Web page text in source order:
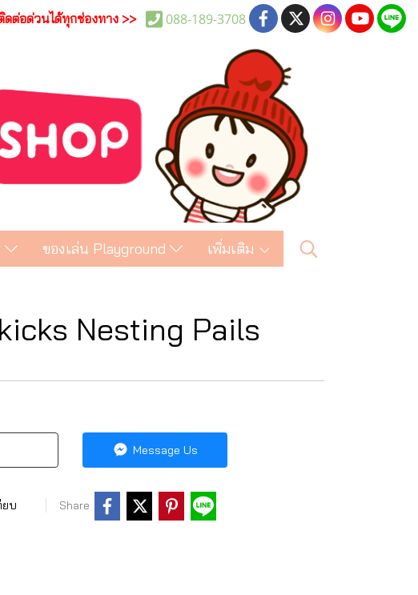
ดต่อด่วนได้ทุกช่องทาง >> 088-189-3708
ของเล่น Playground เพิ่มเติม
Nesting Pails
Message Us
ยบ Share